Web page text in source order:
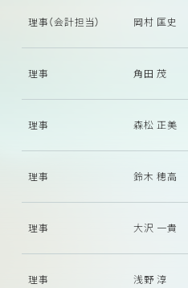
理事（会計担当） 岡村 匡史
理事 角田 茂
理事 森松 正美
理事 鈴木 穂高
理事 大沢 一貴
理事 浅野 淳